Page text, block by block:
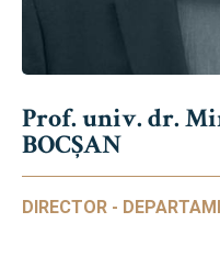
Prof. univ. dr.
BOCȘAN
DIRECTOR -